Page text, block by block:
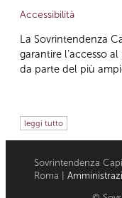
Accessibilità
La Sovrintendenza
garantire l’accesso
da parte del più
leggi tutto
Sovrintendenza
Roma |